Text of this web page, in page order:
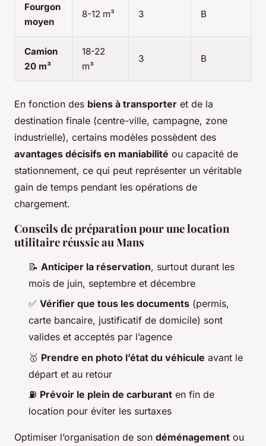
Fourgon
moyen
8-12 m³ 3 B
Camion
20 m³
18-22
m³
3 B
En fonction des biens à transporter et de la
destination finale (centre-ville, campagne, zone
industrielle), certains modèles possèdent des
avantages décisifs en maniabilité ou capacité de
stationnement, ce qui peut représenter un véritable
gain de temps pendant les opérations de
chargement.
Conseils de préparation pour une location
utilitaire réussie au Mans
📝 Anticiper la réservation, surtout durant les
mois de juin, septembre et décembre
✅ Vérifier que tous les documents (permis,
carte bancaire, justificatif de domicile) sont
valides et acceptés par l’agence
🥇 Prendre en photo l’état du véhicule avant le
départ et au retour
⛽ Prévoir le plein de carburant en fin de
location pour éviter les surtaxes
Optimiser l’organisation de son déménagement ou